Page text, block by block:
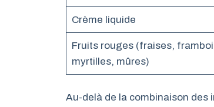
Crème liquide
Fruits rouges (fraises,
myrtilles, mûres)
Au-delà de la combinaison des